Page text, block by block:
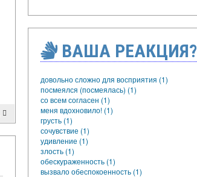
ВАША РЕАКЦИЯ?
довольно сложно для восприятия (1)
посмеялся (посмеялась) (1)
со всем согласен (1)
меня вдохновило! (1)
грусть (1)
сочувствие (1)
удивление (1)
злость (1)
обескураженность (1)
вызвало обеспокоенность (1)